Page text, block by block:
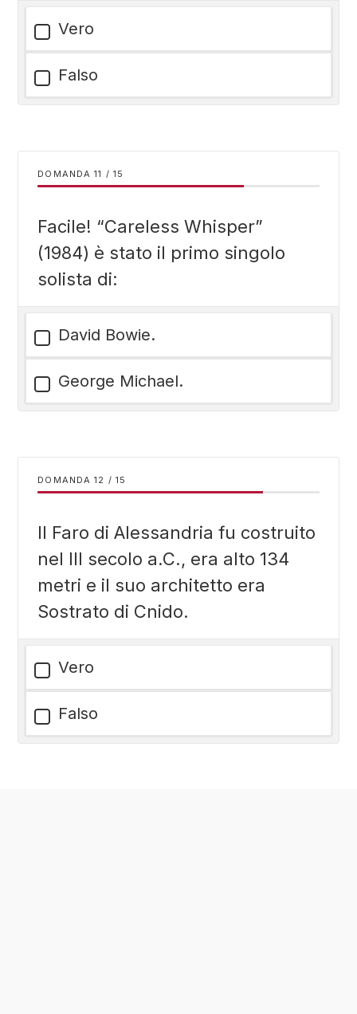
Vero
Falso
DOMANDA / 15
Facile! “Careless Whisper”
(1984) è stato il primo singolo
solista di:
David Bowie.
George Michael.
DOMANDA / 15
Il Faro di Alessandria fu costruito
nel III secolo a.C., era alto 134
metri e il suo architetto era
Sostrato di Cnido.
Vero
Falso